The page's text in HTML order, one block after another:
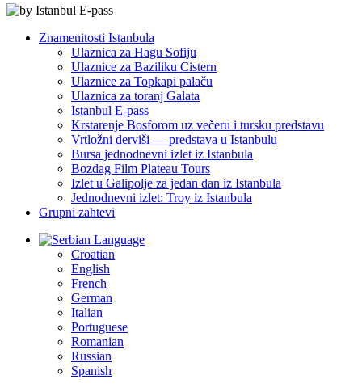
Znamenitosti Istanbula
Ulaznica za Hagu Sofiju
Ulaznice za Baziliku Cistern
Ulaznice za Topkapi palaču
Ulaznica za toranj Galata
Istanbul E-pass
Krstarenje Bosforom uz večeru i tursku predstavu
Vrtložni derviši — predstava u Istanbulu
Bursa jednodnevni izlet iz Istanbula
Bozdag Film Plateau Tours
Izlet u Galipolje za jedan dan iz Istanbula
Jednodnevni izlet: Troy iz Istanbula
Grupni zahtevi
Language
Croatian
English
French
German
Italian
Portuguese
Romanian
Russian
Spanish